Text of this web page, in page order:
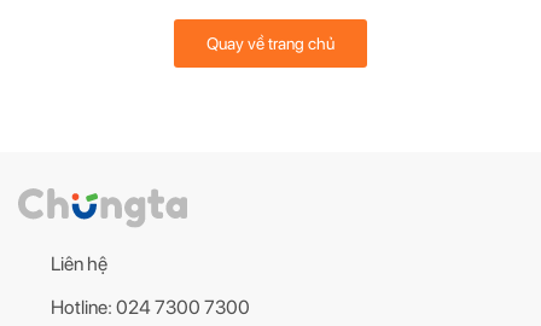
Quay về trang chủ
Liên hệ
Hotline: 024 7300 7300